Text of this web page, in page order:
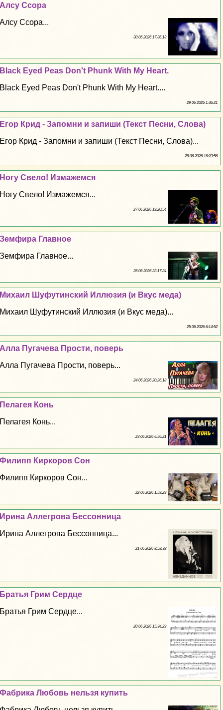
Алсу Ссора
Алсу Ссора...
30 06 2026 17:36:13
Black Eyed Peas Don't Phunk With My Heart.
Black Eyed Peas Don't Phunk With My Heart....
29 06 2026 1:36:21
Егор Крид - Запомни и запиши (Текст Песни, Слова)
Егор Крид - Запомни и запиши (Текст Песни, Слова)...
28 06 2026 16:23:56
Ногу Свело! Измажемся
Ногу Свело! Измажемся...
27 06 2026 19:20:54
Земфира Главное
Земфира Главное...
26 06 2026 23:17:34
Михаил Шуфутинский Иллюзия (и Вкус меда)
Михаил Шуфутинский Иллюзия (и Вкус меда)...
25 06 2026 6:14:52
Алла Пугачева Прости, поверь
Алла Пугачева Прости, поверь...
24 06 2026 20:26:18
Пелагея Конь
Пелагея Конь...
23 06 2026 6:56:21
Филипп Киркоров Сон
Филипп Киркоров Сон...
22 06 2026 1:59:29
Ирина Аллегрова Бессонница
Ирина Аллегрова Бессонница...
21 06 2026 8:58:38
Братья Грим Сердце
Братья Грим Сердце...
20 06 2026 15:34:29
Фабрика Любовь нельзя купить